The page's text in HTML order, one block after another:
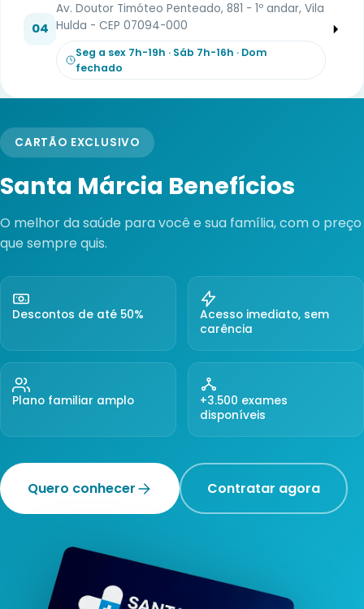
04
Av. Doutor Timóteo Penteado, 881 - 1º andar, Vila
Hulda - CEP 07094-000
Seg a sex 7h-19h · Sáb 7h-16h · Dom
fechado
CARTÃO EXCLUSIVO
Santa Márcia Benefícios
O melhor da saúde para você e sua família, com o preço
que sempre quis.
Descontos de até 50%
Acesso imediato, sem
carência
Plano familiar amplo
+3.500 exames
disponíveis
Quero conhecer Contratar agora